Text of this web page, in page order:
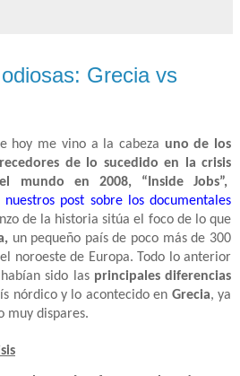
Grecia vs
hoy me vino a la cabeza uno de los
de lo sucedido en la crisis
mundo en 2008, “Inside Jobs”,
post sobre los documentales
de la historia sitúa el foco de lo que
un pequeño país de poco más de 300
noroeste de Europa. Todo lo anterior
sido las principales diferencias
nórdico y lo acontecido en Grecia, ya
muy dispares.